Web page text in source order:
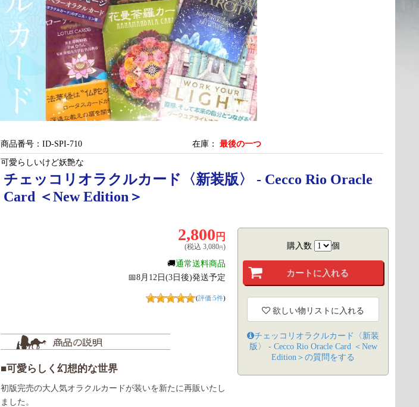
商品番号：ID-SPI-710 在庫： 最後の一つ
可愛らしいけど妖艶な
チェッコリオラクルカード〈新装版〉 - Cecco Rio Oracle
Card ＜New Edition＞
2,800 円
(税込3,080円)
🚚通常送料商品
📅8月12日(3日後)発送予定
(評価:5件)
■可愛らしく幻想的な世界
初版完売の大人気オラクルカードが装いを新たに再販いたし
ました。
購入数 個
欲しい物リストに入れる
チェッコリオラクルカード〈新装
版〉 - Cecco Rio Oracle Card ＜New
Edition＞の質問をする